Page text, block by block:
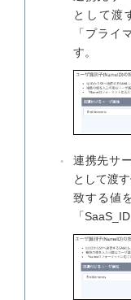
として渡
「プライ
す。
連携先サ
として渡
致する値
「